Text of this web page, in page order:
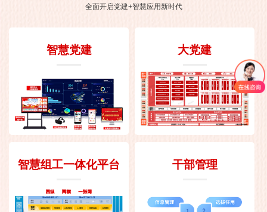
全面开启党建+智慧应用新时代
智慧党建 大党建
智慧组工一体化平台 干部管理